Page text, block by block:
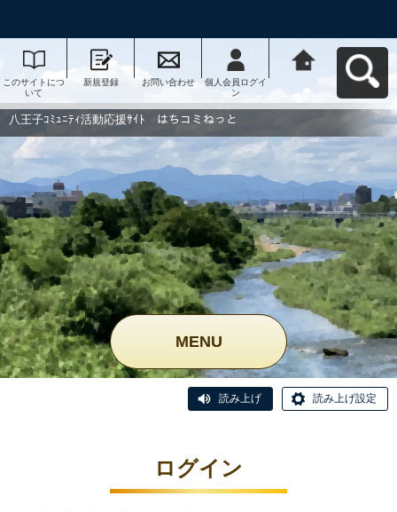
このサイトにつ
いて
新規登録 お問い合わせ
個人会員ログイ
ン
動応援ｻｲﾄ はち
コミねっとへ戻
八王子ｺﾐｭﾆﾃｨ活動応援ｻｲﾄ はちコミねっと
MENU
読み上げ 読み上げ設定
ログイン